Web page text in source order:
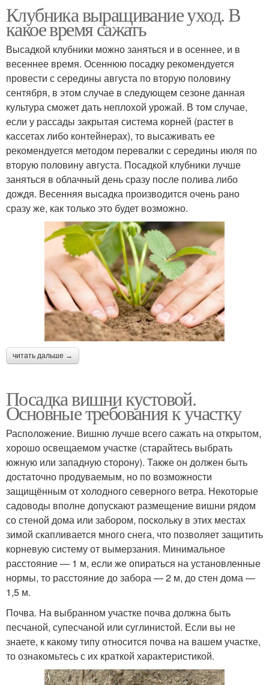
Клубника выращивание уход. В
какое время сажать
Высадкой клубники можно заняться и в осеннее, и в
весеннее время. Осеннюю посадку рекомендуется
провести с середины августа по вторую половину
сентября, в этом случае в следующем сезоне данная
культура сможет дать неплохой урожай. В том случае,
если у рассады закрытая система корней (растет в
кассетах либо контейнерах), то высаживать ее
рекомендуется методом перевалки с середины июля по
вторую половину августа. Посадкой клубники лучше
заняться в облачный день сразу после полива либо
дождя. Весенняя высадка производится очень рано
сразу же, как только это будет возможно.
читать дальше →
Посадка вишни кустовой.
Основные требования к участку
Расположение. Вишню лучше всего сажать на открытом,
хорошо освещаемом участке (старайтесь выбрать
южную или западную сторону). Также он должен быть
достаточно продуваемым, но по возможности
защищённым от холодного северного ветра. Некоторые
садоводы вполне допускают размещение вишни рядом
со стеной дома или забором, поскольку в этих местах
зимой скапливается много снега, что позволяет защитить
корневую систему от вымерзания. Минимальное
расстояние — 1 м, если же опираться на установленные
нормы, то расстояние до забора — 2 м, до стен дома —
1,5 м.
Почва. На выбранном участке почва должна быть
песчаной, супесчаной или суглинистой. Если вы не
знаете, к какому типу относится почва на вашем участке,
то ознакомьтесь с их краткой характеристикой.